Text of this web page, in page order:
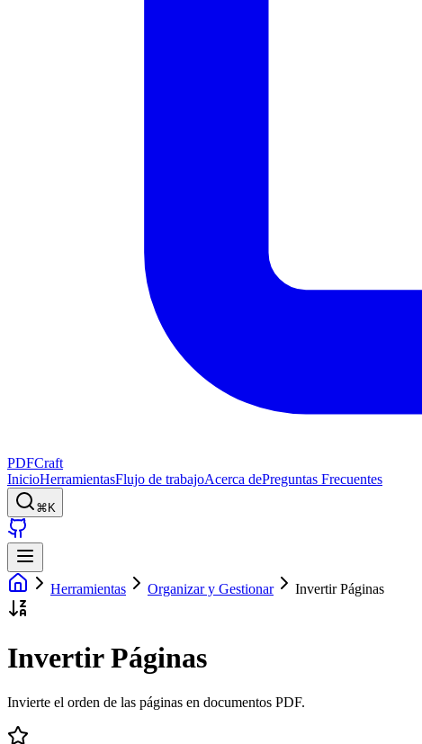
PDFCraft
InicioHerramientasFlujo de trabajoAcerca dePreguntas Frecuentes
⌘K
Herramientas Organizar y Gestionar Invertir Páginas
Invertir Páginas
Invierte el orden de las páginas en documentos PDF.